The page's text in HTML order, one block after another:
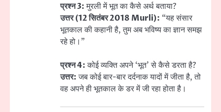
प्रश्न 3:मुरली में भूत का कैसे अर्थ बताया?
उत्तर (12 सितंबर 2018 Murli): “यह संसार
भूतकाल की कहानी है, तुम अब भविष्य का ज्ञान समझ
रहे हो।”
प्रश्न 4:कोई व्यक्ति अपने ‘भूत’ से कैसे डरता है?
उत्तर:जब कोई बार-बार दर्दनाक यादों में जीता है, तो
वह अपने ही भूतकाल के डर में जी रहा होता है।